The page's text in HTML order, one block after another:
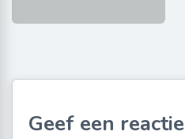
Geef een reactie